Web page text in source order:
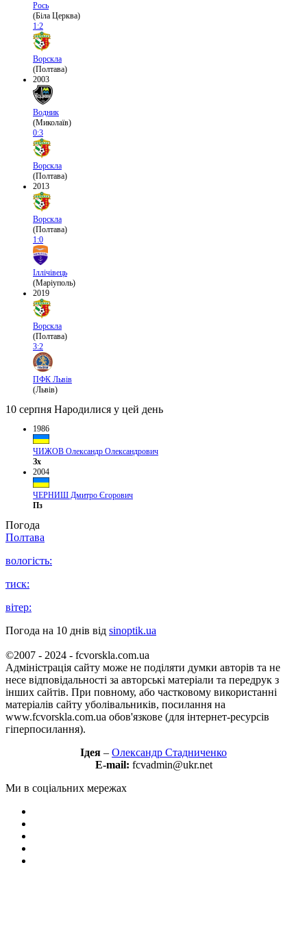
Рось
(Біла Церква)
1:2
Ворскла
(Полтава)
2003
Водник
(Миколаїв)
0:3
Ворскла
(Полтава)
2013
Ворскла
(Полтава)
1:0
Іллічівець
(Маріуполь)
2019
Ворскла
(Полтава)
3:2
ПФК Львів
(Львів)
10 серпня Народилися у цей день
1986
ЧИЖОВ Олександр Олександрович
Зх
2004
ЧЕРНИШ Дмитро Єгорович
Пз
Погода
Полтава
вологість:
тиск:
вітер:
Погода на 10 днів від sinoptik.ua
©2007 - 2024 - fcvorskla.com.ua
Адміністрація сайту може не поділяти думки авторів та не
несе відповідальності за авторські матеріали та передрук з
інших сайтів. При повному, або частковому використанні
матеріалів сайту уболівальників, посилання на
www.fcvorskla.com.ua обов'язкове (для інтернет-ресурсів
гіперпосилання).
Ідея – Олександр Стадниченко
E-mail: fcvadmin@ukr.net
Ми в соціальних мережах